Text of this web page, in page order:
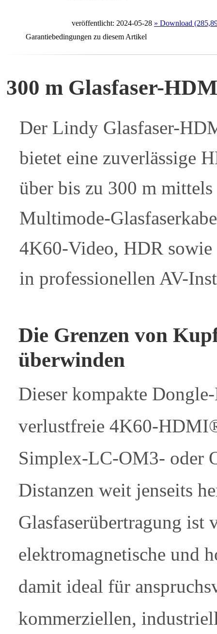
veröffentlicht: 2024-05-28 » Download
Garantiebedingungen zu diesem Artikel
300 m Glasfaser-
Der Lindy Glasfaser-
bietet eine zuverlässige
über bis zu 300 m
Multimode-
4K60-Video, HDR
in professionellen AV-
Die Grenzen von
überwinden
Dieser kompakte
verlustfreie 4K60-
Simplex-LC-OM3- oder
Distanzen weit jenseits
Glasfaserübertragung ist
elektromagnetische und
damit ideal für
kommerziellen,